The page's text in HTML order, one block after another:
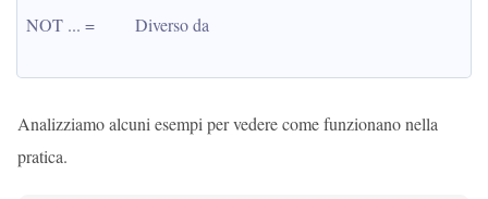
NOT ... = Diverso da
Analizziamo alcuni esempi per vedere come funzionano nella
pratica.